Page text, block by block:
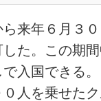
来年６月３
た。この期
入国できる
人を乗せた